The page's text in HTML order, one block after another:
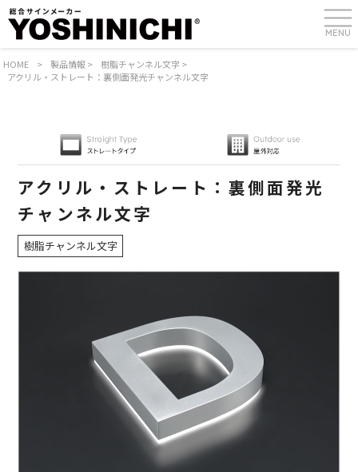
MENU
HOME > 製品情報 > 樹脂チャンネル文字>
アクリル・ストレート：裏側面発光チャンネル文字
アクリル・ストレート：裏側面発光
チャンネル文字
樹脂チャンネル文字